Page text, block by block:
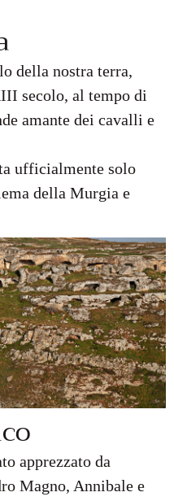
della nostra terra,
secolo, al tempo di
amante dei cavalli e
ufficialmente solo
della Murgia e
apprezzato da
Magno, Annibale e